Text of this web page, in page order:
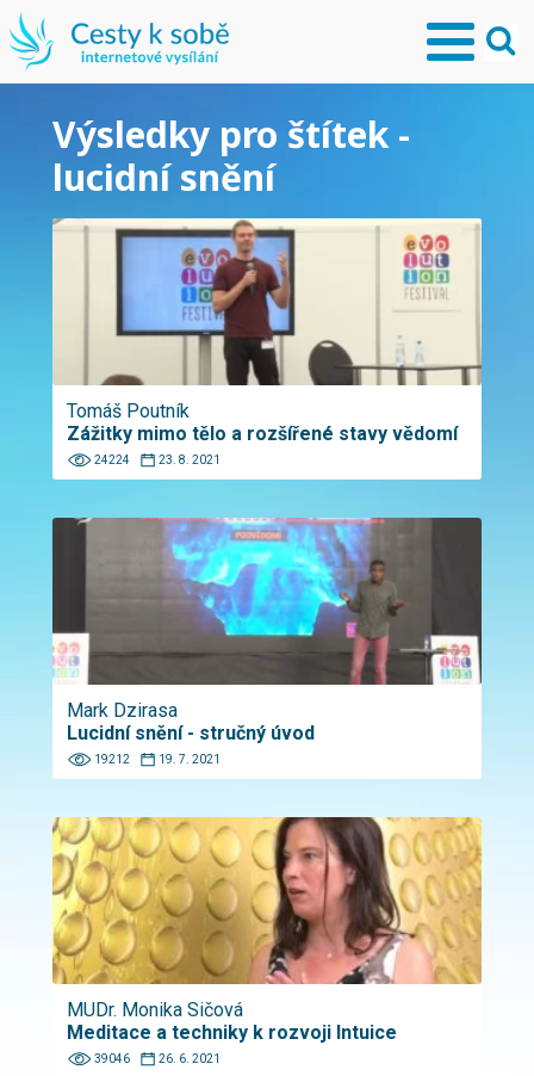
Výsledky pro štítek -
lucidní snění
Tomáš Poutník
Zážitky mimo tělo a rozšířené stavy vědomí
24224 23. 8. 2021
Mark Dzirasa
Lucidní snění - stručný úvod
19212 19. 7. 2021
MUDr. Monika Sičová
Meditace a techniky k rozvoji Intuice
39046 26. 6. 2021